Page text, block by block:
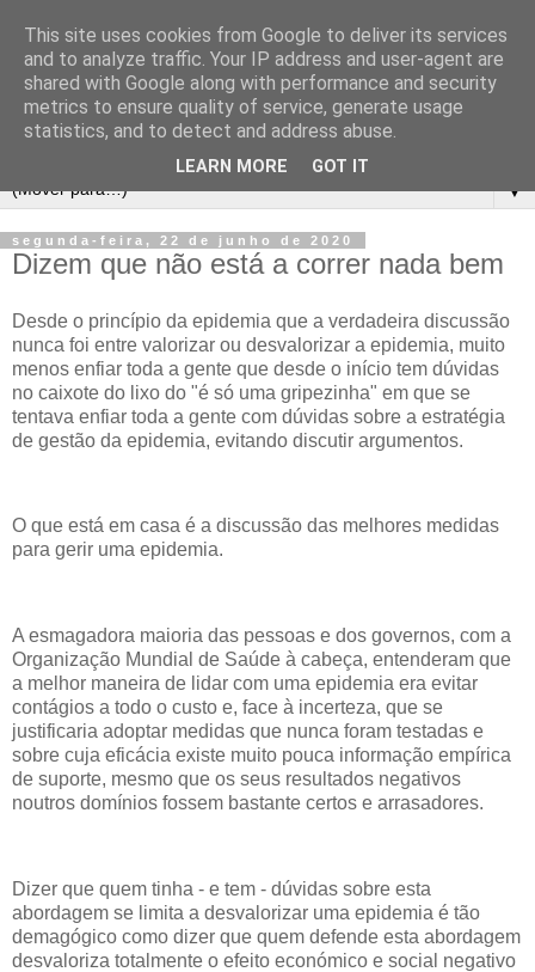
▼
segunda-feira, 22 de junho de 2020
Dizem que não está a correr nada bem
Desde o princípio da epidemia que a verdadeira discussão
nunca foi entre valorizar ou desvalorizar a epidemia, muito
menos enfiar toda a gente que desde o início tem dúvidas
no caixote do lixo do "é só uma gripezinha" em que se
tentava enfiar toda a gente com dúvidas sobre a estratégia
de gestão da epidemia, evitando discutir argumentos.
O que está em casa é a discussão das melhores medidas
para gerir uma epidemia.
A esmagadora maioria das pessoas e dos governos, com a
Organização Mundial de Saúde à cabeça, entenderam que
a melhor maneira de lidar com uma epidemia era evitar
contágios a todo o custo e, face à incerteza, que se
justificaria adoptar medidas que nunca foram testadas e
sobre cuja eficácia existe muito pouca informação empírica
de suporte, mesmo que os seus resultados negativos
noutros domínios fossem bastante certos e arrasadores.
Dizer que quem tinha - e tem - dúvidas sobre esta
abordagem se limita a desvalorizar uma epidemia é tão
demagógico como dizer que quem defende esta abordagem
desvaloriza totalmente o efeito económico e social negativo
This site uses cookies from Google to deliver its services
and to analyze traffic. Your IP address and user-agent are
shared with Google along with performance and security
metrics to ensure quality of service, generate usage
statistics, and to detect and address abuse.
LEARN MORE GOT IT